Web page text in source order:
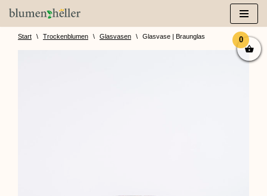
Zum
InhaltStart \ Trockenblumen \ Glasvasen \ Glasvase | Braunglas 0